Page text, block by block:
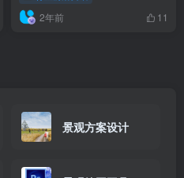
2年前 11
景观方案设计